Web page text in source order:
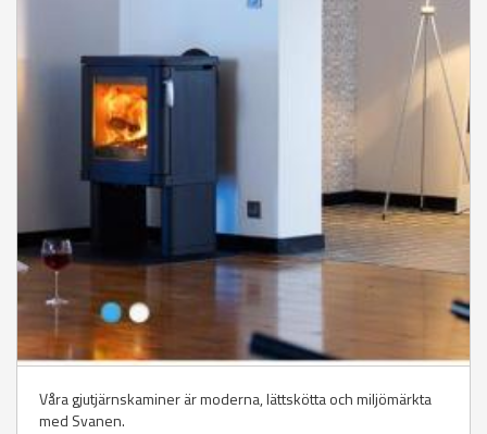
Våra gjutjärnskaminer är moderna, lättskötta och miljömärkta
med Svanen.